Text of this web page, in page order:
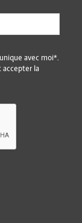
avec moi*.
accepter la